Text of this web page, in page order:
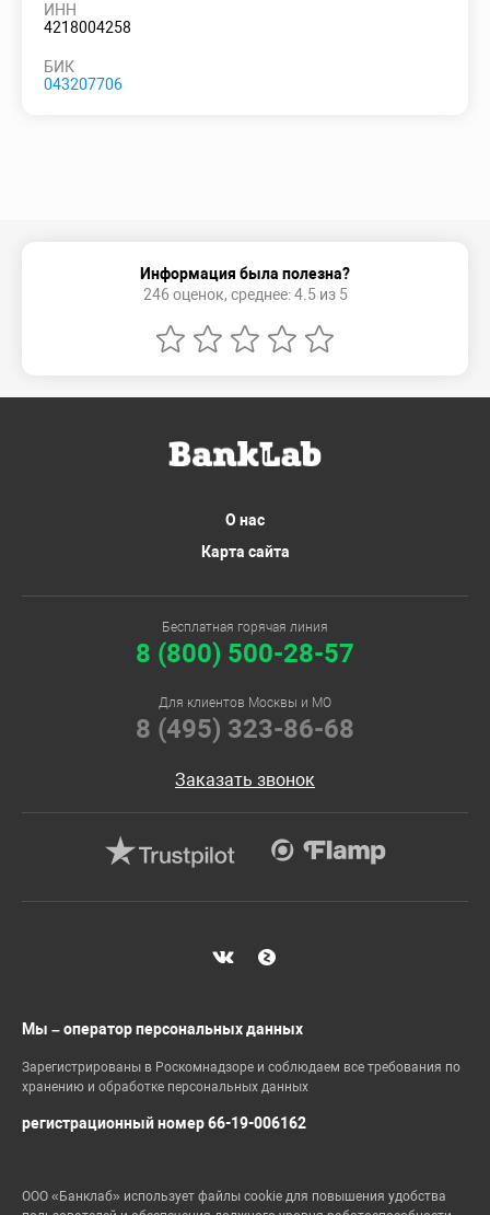
ИНН
4218004258
БИК
043207706
Информация была полезна?
246 оценок, среднее: 4.5 из 5
О нас
Карта сайта
Бесплатная горячая линия
8 (800) 500-28-57
Для клиентов Москвы и МО
8 (495) 323-86-68
Заказать звонок
Мы – оператор персональных данных
Зарегистрированы в Роскомнадзоре и соблюдаем все требования по
хранению и обработке персональных данных
регистрационный номер 66-19-006162
ООО «Банклаб» использует файлы cookie для повышения удобства